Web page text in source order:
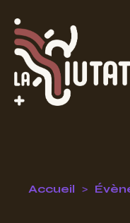
Accueil